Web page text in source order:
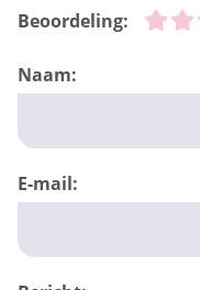
Beoordeling:
Naam:
E-mail: